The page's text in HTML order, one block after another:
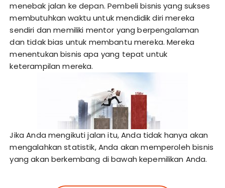
menebak jalan ke depan. Pembeli bisnis yang sukses
membutuhkan waktu untuk mendidik diri mereka
sendiri dan memiliki mentor yang berpengalaman
dan tidak bias untuk membantu mereka. Mereka
menentukan bisnis apa yang tepat untuk
keterampilan mereka.
Jika Anda mengikuti jalan itu, Anda tidak hanya akan
mengalahkan statistik, Anda akan memperoleh bisnis
yang akan berkembang di bawah kepemilikan Anda.